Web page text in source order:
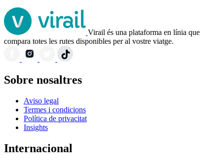
Virail és una plataforma en línia que
compara totes les rutes disponibles per al vostre viatge.
Sobre nosaltres
Aviso legal
Termes i condicions
Política de privacitat
Insights
Internacional